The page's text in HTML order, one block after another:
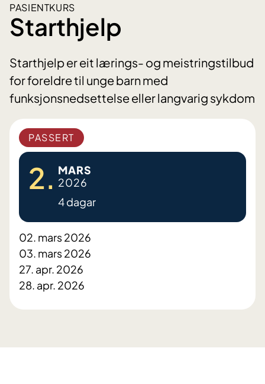
PASIENTKURS
Starthjelp
Starthjelp er eit lærings- og meistringstilbud
for foreldre til unge barn med
funksjonsnedsettelse eller langvarig sykdom
PASSERT
2. MARS
2026
4 dagar
02. mars 2026
03. mars 2026
27. apr. 2026
28. apr. 2026